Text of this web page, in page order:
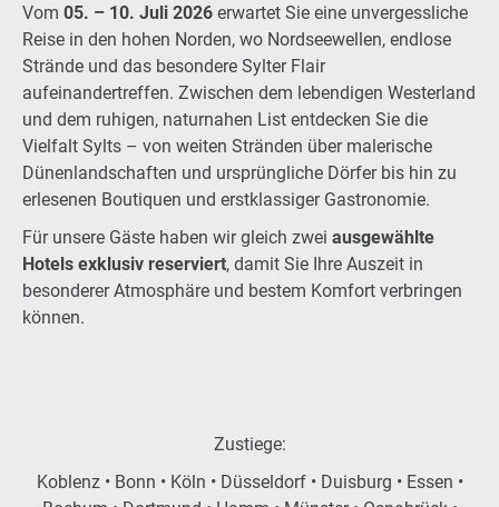
Vom 05. – 10. Juli 2026 erwartet Sie eine unvergessliche
Reise in den hohen Norden, wo Nordseewellen, endlose
Strände und das besondere Sylter Flair
aufeinandertreffen. Zwischen dem lebendigen Westerland
und dem ruhigen, naturnahen List entdecken Sie die
Vielfalt Sylts – von weiten Stränden über malerische
Dünenlandschaften und ursprüngliche Dörfer bis hin zu
erlesenen Boutiquen und erstklassiger Gastronomie.
Für unsere Gäste haben wir gleich zwei ausgewählte
Hotels exklusiv reserviert, damit Sie Ihre Auszeit in
besonderer Atmosphäre und bestem Komfort verbringen
können.
Zustiege:
Koblenz • Bonn • Köln • Düsseldorf • Duisburg • Essen •